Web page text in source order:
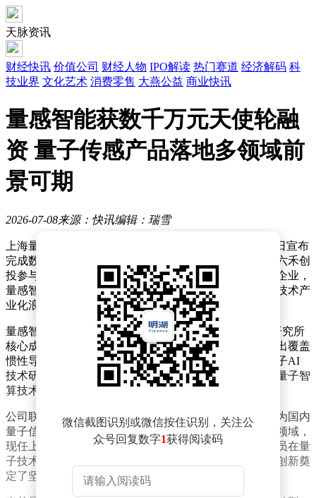
天脉资讯
财经快讯 价值公司 财经人物 IPO解读 热门赛道 经济解码 科
技业界 文化艺术 消费零售 大燕公益 商业快讯
量感智能获数千万元天使轮融
资 量子传感产品落地多领域前
景可期
2026-07-08来源：快讯编辑：瑞雪
上海量感智能科技有限公司（以下简称“量感智能”）近日宣布
完成数千万元天使轮融资，本轮融资由孚腾资本领投，六禾创
投参与跟投。作为一家专注于量子传感领域的新兴科技企业，
量感智能凭借其独特的技术路线和产品布局，正在量子技术产
业化浪潮中崭露头角。
量感智能成立于2023年9月，由上海交通大学量子感知研究所
核心成员孵化组建。公司团队深耕量子传感领域，已推出覆盖
惯性导航、气体监测等市场的系列产品，并同步推进量子AI
技术研发与商业化应用。其核心优势在于将量子传感与量子智
算技术相结合，致力于开发新一代量子智能传感器。
公司联合创始团队均来自上海交通大学，其中创始人作为国内
量子信息科技研究的先行者，自上世纪90年代便投身该领域，
现任上海交大量子感知与信息处理研究所所长。团队成员在量
子技术领域拥有超过十五年的研究积累，为公司的技术创新奠
定了坚实基础。
微信截图识别或微信按住识别，关注公
众号回复数字1获得阅读码